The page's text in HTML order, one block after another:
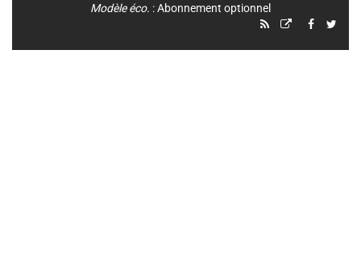
Modèle éco. : Abonnement optionnel